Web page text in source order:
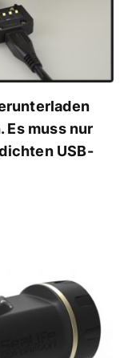
Es muss nur
USB-